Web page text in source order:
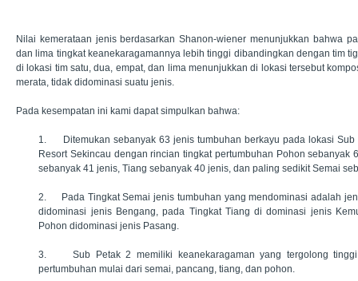
Nilai kemerataan jenis berdasarkan Shanon-wiener menunjukkan bahwa
dan lima tingkat keanekaragamannya lebih tinggi dibandingkan dengan tim
di lokasi tim satu, dua, empat, dan lima menunjukkan di lokasi tersebut
merata, tidak didominasi suatu jenis.
Pada kesempatan ini kami dapat simpulkan bahwa:
1.
Ditemukan sebanyak 63 jenis tumbuhan berkayu pada lokasi
Resort Sekincau dengan rincian tingkat pertumbuhan Pohon sebanyak
sebanyak 41 jenis, Tiang sebanyak 40 jenis, dan paling sedikit Semai
2.
Pada Tingkat Semai jenis tumbuhan yang mendominasi adalah
didominasi jenis Bengang, pada Tingkat Tiang di dominasi jenis
Pohon didominasi jenis Pasang.
3.Sub Petak 2 memiliki keanekaragaman yang tergolong
pertumbuhan mulai dari semai, pancang, tiang, dan pohon.